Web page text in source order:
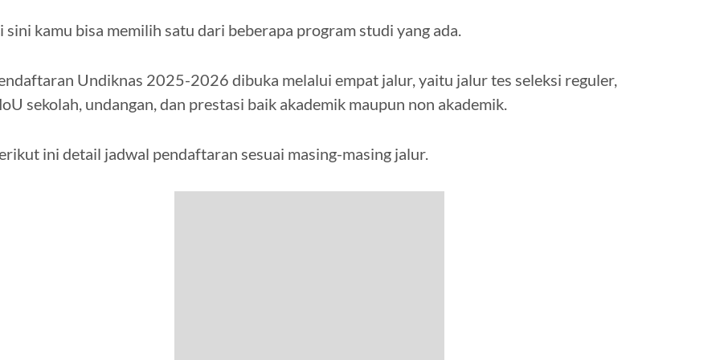
sini kamu bisa memilih satu dari beberapa program studi yang ada.
Undiknas 2025-2026 dibuka melalui empat jalur, yaitu jalur tes seleksi reguler,
sekolah, undangan, dan prestasi baik akademik maupun non akademik.
ini detail jadwal pendaftaran sesuai masing-masing jalur.